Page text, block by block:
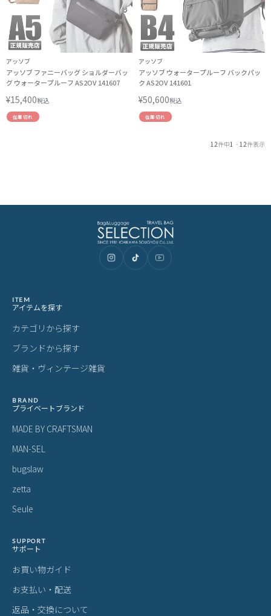
アッソブ
アッソブ ファニーバッグ ショルダーバッ
グ ウォータープルーフ AS2OV 141607
¥15,400税込
在庫切れ
アッソブ
アッソブ ウォータープルーフ バックパッ
ク AS2OV 141601
¥50,600税込
在庫切れ
12件中1 - 12件表示
ITEM
アイテムを探す
カテゴリから探す
ブランドから探す
雑貨・ヴィンテージ雑貨
BRAND
プライベートブランド
MADE BY CRAFTSMAN
MAN-SEL
bugslaw
zetta
Seule
SUPPORT
サポート
お買い物ガイド
お支払い・配送
返品・交換について